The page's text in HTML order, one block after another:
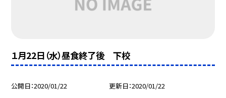
１月22日（水）昼食終了後 下校
公開日 2020/01/22 更新日 2020/01/22